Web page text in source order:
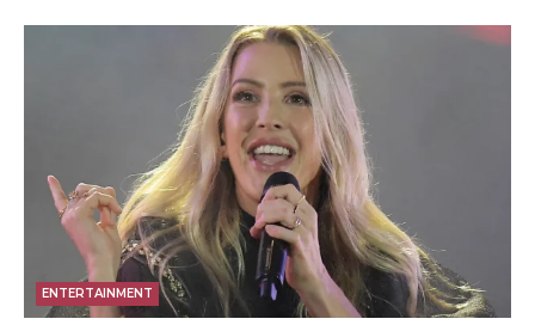
ENTERTAINMENT